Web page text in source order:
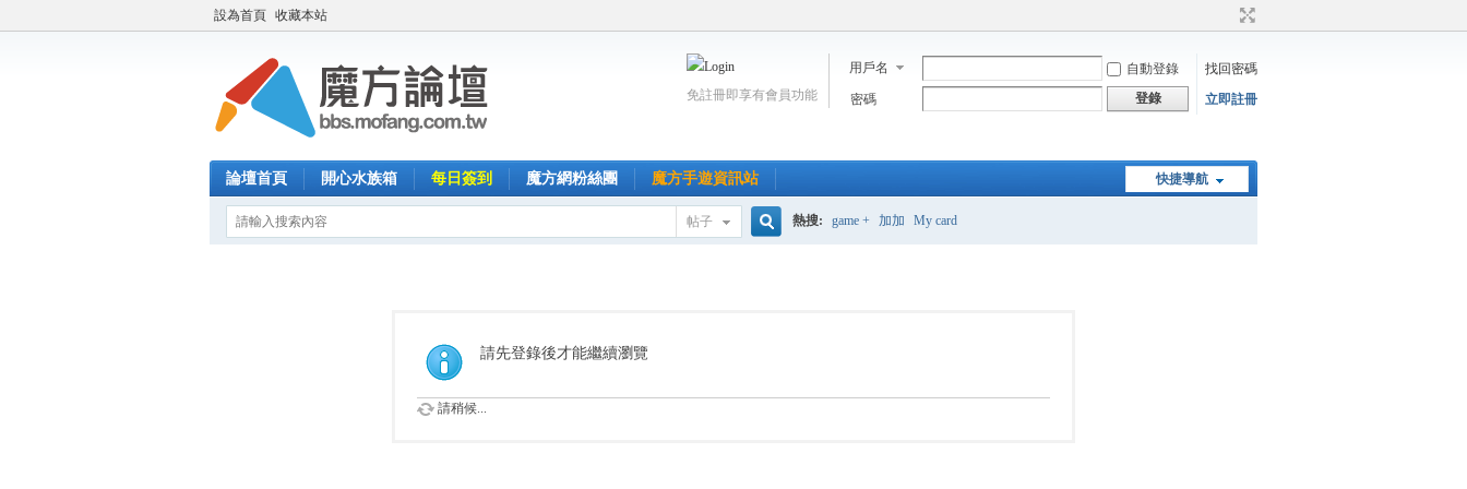
設為首頁 收藏本站
用戶名 自動登錄
找回密碼
密碼
登錄 立即註冊
免註冊即享有會員功能
快捷導航
論壇首頁 開心水族箱 每日簽到 魔方網粉絲團 魔方手遊資訊站
帖子 熱搜: game + 加加 My card
請先登錄後才能繼續瀏覽
請稍候...